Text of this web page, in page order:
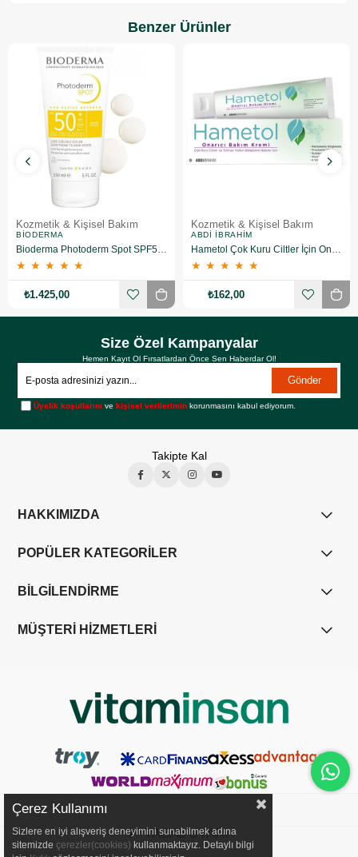
Benzer Ürünler
Kozmetik & Kişisel Bakım
BIODERMA
★ ★ ★ ★ ★
₺1.425,00
Kozmetik & Kişisel Bakım
ABDI İBRAHIM
★ ★ ★ ★ ★
₺162,00
Size Özel Kampanyalar
Hemen Kayıt Ol Fırsatlardan Önce Sen Haberdar Ol!
Gönder
Üyelik koşullarını vekişisel verilerimin korunmasını kabul ediyorum.
Takipte Kal
HAKKIMIZDA
POPÜLER KATEGORİLER
BİLGİLENDİRME
MÜŞTERİ HİZMETLERİ
YASAL UYARI
Çerez Kullanımı
Sizlere en iyi alışveriş deneyimini sunabilmek adına
sitemizde çerezler(cookies) kullanmaktayız. Detaylı bilgi